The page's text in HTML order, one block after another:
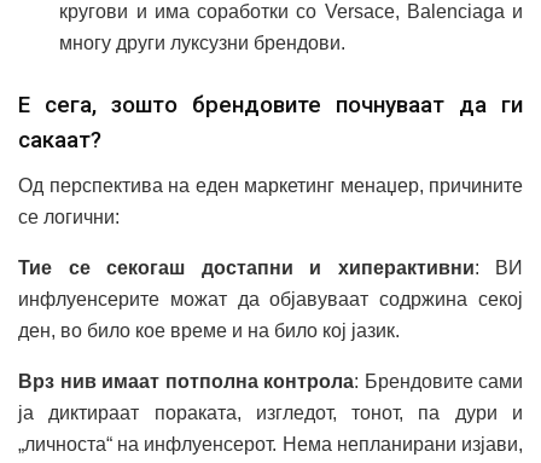
кругови и има соработки со Versace, Balenciaga и
многу други луксузни брендови.
Е сега, зошто брендовите почнуваат да ги
сакаат?
Од перспектива на еден маркетинг менаџер, причините
се логични:
Тие се секогаш достапни и хиперактивни: ВИ
инфлуенсерите можат да објавуваат содржина секој
ден, во било кое време и на било кој јазик.
Врз нив имаат потполна контрола: Брендовите сами
ја диктираат пораката, изгледот, тонот, па дури и
„личноста“ на инфлуенсерот. Нема непланирани изјави,